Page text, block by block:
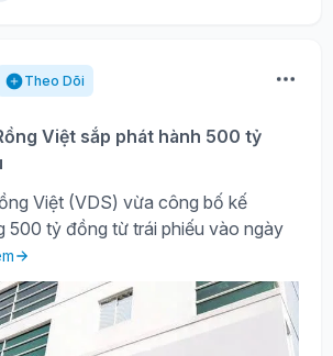
Theo Dõi
Việt sắp phát hành 500 tỷ
Việt (VDS) vừa công bố kế
500 tỷ đồng từ trái phiếu vào ngày